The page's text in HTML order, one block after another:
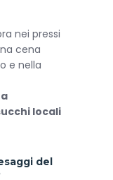
attrezzata,
per l’acqua,
ore su 24
nei pressi
cena
e nella
locali
del